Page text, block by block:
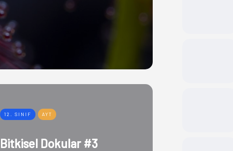
12. SINIF AYT
Bitkisel Dokular #3